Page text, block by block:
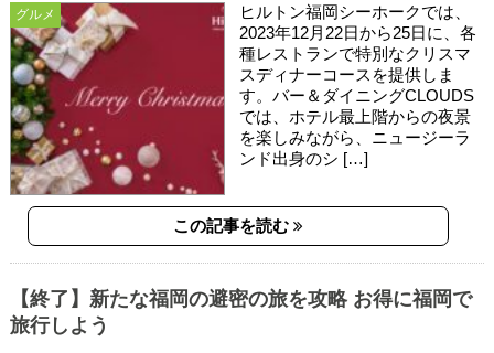
グルメ
ヒルトン福岡シーホークでは、
2023年12月22日から25日に、各
種レストランで特別なクリスマ
スディナーコースを提供しま
す。バー＆ダイニングCLOUDS
では、ホテル最上階からの夜景
を楽しみながら、ニュージーラ
ンド出身のシ […]
この記事を読む
【終了】新たな福岡の避密の旅を攻略 お得に福岡で
旅行しよう